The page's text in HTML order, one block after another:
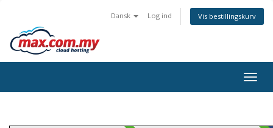
Dansk Log ind Vis bestillingskurv